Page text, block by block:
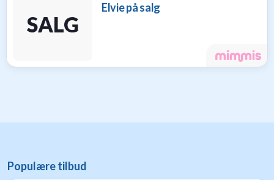
SALG
Elvie på salg
Populære tilbud